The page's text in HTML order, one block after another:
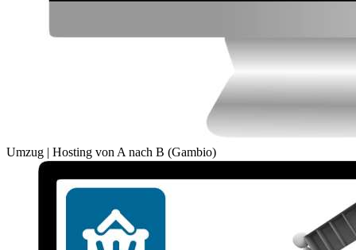
Umzug | Hosting von A nach B (Gambio)